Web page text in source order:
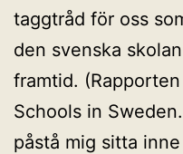
taggtråd för oss
den svenska
framtid.
Schools in
påstå mig sitta